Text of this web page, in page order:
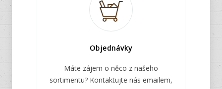
Objednávky
Máte zájem o něco z našeho
sortimentu? Kontaktujte nás emailem,